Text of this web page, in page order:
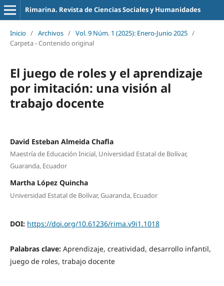
Rimarina. Revista de Ciencias Sociales y Humanidades
Inicio / Archivos / Vol. 9 Núm. 1 (2025): Enero-Junio 2025 /
Carpeta - Contenido original
El juego de roles y el aprendizaje
por imitación: una visión al
trabajo docente
David Esteban Almeida Chafla
Maestría de Educación Inicial, Universidad Estatal de Bolívar,
Guaranda, Ecuador
Martha López Quincha
Universidad Estatal de Bolívar, Guaranda, Ecuador
DOI: https://doi.org/10.61236/rima.v9i1.1018
Palabras clave: Aprendizaje, creatividad, desarrollo infantil,
juego de roles, trabajo docente